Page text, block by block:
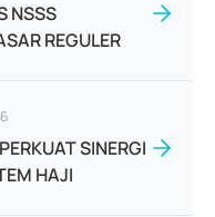
NSSS
REGULER
SINERGI
HAJI